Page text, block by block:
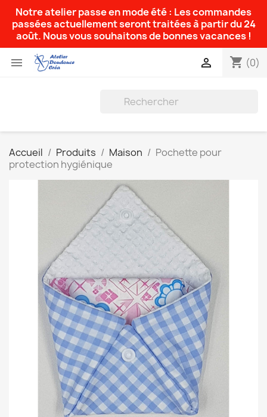
Notre atelier passe en mode été : Les commandes
passées actuellement seront traitées à partir du 24
août. Nous vous souhaitons de bonnes vacances !
 shopping_cart (0)

Accueil Produits Maison
Pochette pour
protection hygiénique